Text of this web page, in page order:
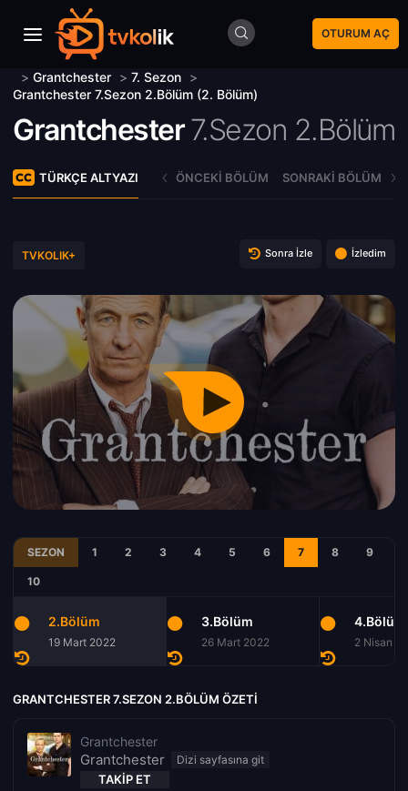
OTURUM AÇ
> Grantchester > 7. Sezon >
Grantchester 7.Sezon 2.Bölüm (2. Bölüm)
Grantchester 7.Sezon 2.Bölüm
TÜRKÇE ALTYAZI ÖNCEKI BÖLÜM SONRAKI BÖLÜM
TVKOLIK+ Sonra İzle İzledim
SEZON 1 2 3 4 5 6 7 8 9
10
2.Bölüm
19 Mart 2022
3.Bölüm
26 Mart 2022
4.Bölüm
2 Nisan
GRANTCHESTER 7.SEZON 2.BÖLÜM ÖZETI
Grantchester
Grantchester
TAKIP ET